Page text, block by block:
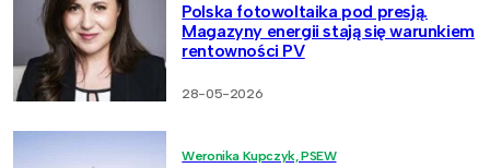
Polska fotowoltaika pod presją.
Magazyny energii stają się warunkiem
rentowności PV
28-05-2026
Weronika Kupczyk, PSEW